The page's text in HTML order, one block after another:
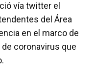
vía twitter el
del Área
en el marco de
de coronavirus que